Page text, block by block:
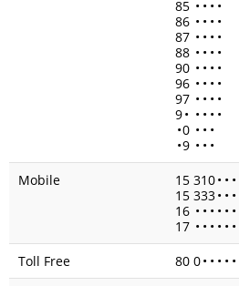
85 • • • •
86 • • • •
87 • • • •
88 • • • •
90 • • • •
96 • • • •
97 • • • •
9• • • • •
•0 • • •
•9 • • •
Mobile
15 310• • •
15 333• • •
16 • • • • • •
17 • • • • • •
Toll Free
80 0• • • • •